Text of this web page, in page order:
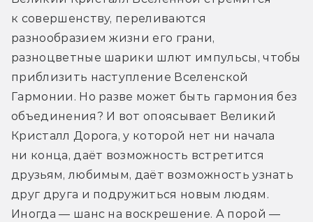
к совершенству, переливаются
разнообразием жизни его грани,
разноцветные шарики шлют импульсы, чтобы
приблизить наступление Вселенской
Гармонии. Но разве может быть гармония без
объединения? И вот опоясывает Великий
Кристалл Дорога, у которой нет ни начала
ни конца, даёт возможность встретится
друзьям, любимым, даёт возможность узнать
друг друга и подружиться новым людям.
Иногда — шанс на воскрешение. А порой —